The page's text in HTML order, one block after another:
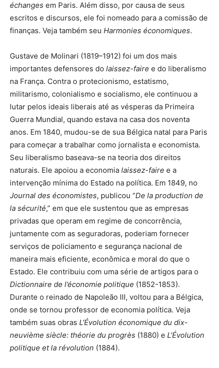
échanges em Paris. Além disso, por causa de seus
escritos e discursos, ele foi nomeado para a comissão de
finanças. Veja também seu Harmonies économiques.
Gustave de Molinari (1819–1912) foi um dos mais
importantes defensores do laissez-faire e do liberalismo
na França. Contra o protecionismo, estatismo,
militarismo, colonialismo e socialismo, ele continuou a
lutar pelos ideais liberais até as vésperas da Primeira
Guerra Mundial, quando estava na casa dos noventa
anos. Em 1840, mudou-se de sua Bélgica natal para Paris
para começar a trabalhar como jornalista e economista.
Seu liberalismo baseava-se na teoria dos direitos
naturais. Ele apoiou a economia laissez-faire e a
intervenção mínima do Estado na política. Em 1849, no
Journal des économistes, publicou “De la production de
la sécurité,” em que ele sustentou que as empresas
privadas que operam em regime de concorrência,
juntamente com as seguradoras, poderiam fornecer
serviços de policiamento e segurança nacional de
maneira mais eficiente, econômica e moral do que o
Estado. Ele contribuiu com uma série de artigos para o
Dictionnaire de l’économie politique (1852-1853).
Durante o reinado de Napoleão III, voltou para a Bélgica,
onde se tornou professor de economia política. Veja
também suas obras L’Évolution économique du dix-
neuvième siècle: théorie du progrès (1880) e L’Évolution
politique et la révolution (1884).